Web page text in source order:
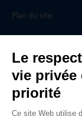
Plan du site
Pour les
Professionnels, des
Rejoignez un
Le
vie privée
priorité
Ce site Web utilise